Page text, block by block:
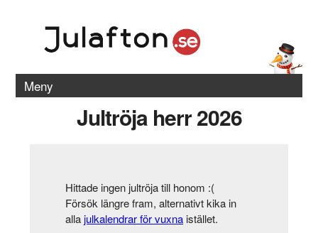
Meny
Jultröja herr 2026
Hittade ingen jultröja till honom :(
Försök längre fram, alternativt kika in
allajulkalendrar för vuxna istället.